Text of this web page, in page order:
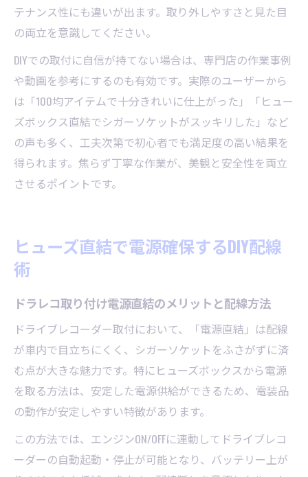
テナンス性にも違いが出ます。取り外しやすさと見た目
の両立を意識してください。
DIYでの取付に自信が持てない場合は、専門店の作業事例
や動画を参考にするのも有効です。実際のユーザーから
は「100均アイテムで十分きれいに仕上がった」「ヒュー
ズボックス直結でシガーソケットがスッキリした」など
の声も多く、工夫次第で初心者でも満足度の高い結果を
得られます。焦らず丁寧な作業が、美観と安全性を両立
させるポイントです。
ヒューズ直結で電源確保するDIY配線
術
ドラレコ取り付け電源直結のメリットと配線方法
ドライブレコーダー取付において、「電源直結」は配線
が車内で目立ちにくく、シガーソケットをふさがずに済
む点が大きな魅力です。特にヒューズボックスから電源
を取る方法は、安定した電源供給ができるため、電装品
の動作が安定しやすい特徴があります。
この方法では、エンジンON/OFFに連動してドライブレコ
ーダーの自動起動・停止が可能となり、バッテリー上が